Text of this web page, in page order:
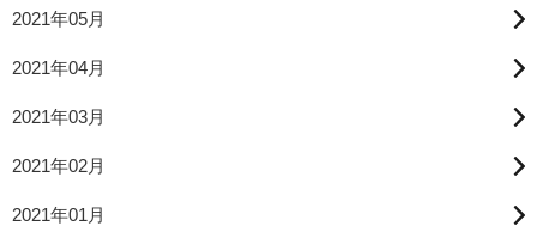
2021年05月
2021年04月
2021年03月
2021年02月
2021年01月